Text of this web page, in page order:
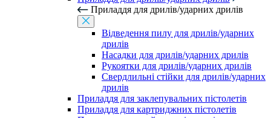
Приладдя для дрилів/ударних дрилів
Відведення пилу для дрилів/ударних
дрилів
Насадки для дрилів/ударних дрилів
Рукоятки для дрилів/ударних дрилів
Свердлильні стійки для дрилів/ударних
дрилів
Приладдя для заклепувальних пістолетів
Приладдя для картриджних пістолетів